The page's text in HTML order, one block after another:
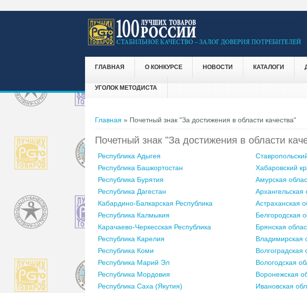
ГЛАВНАЯ О КОНКУРСЕ НОВОСТИ КАТАЛОГИ
УГОЛОК МЕТОДИСТА
Вы здесь
Главная » Почетный знак "За достижения в области качества"
Почетный знак "За достижения в области
Республика Адыгея
Республика Башкортостан
Хабаровский
Республика Бурятия
Амурская
Республика Дагестан
Архангельская
Кабардино-Балкарская Республика
Астраханская
Республика Калмыкия
Белгородская
Карачаево-Черкесская Республика
Брянская
Республика Карелия
Владимирская
Республика Коми
Волгоградская
Республика Марий Эл
Вологодская
Республика Мордовия
Воронежская
Республика Саха (Якутия)
Ивановская